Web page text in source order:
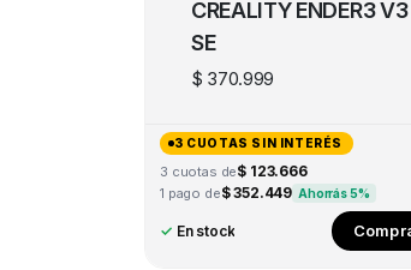
CREALITY ENDER3 V3
SE
$ 370.999
3 CUOTAS SIN INTERÉS
3 cuotas de$ 123.666
1 pago de$ 352.449 Ahorrás 5%
✓ En stock